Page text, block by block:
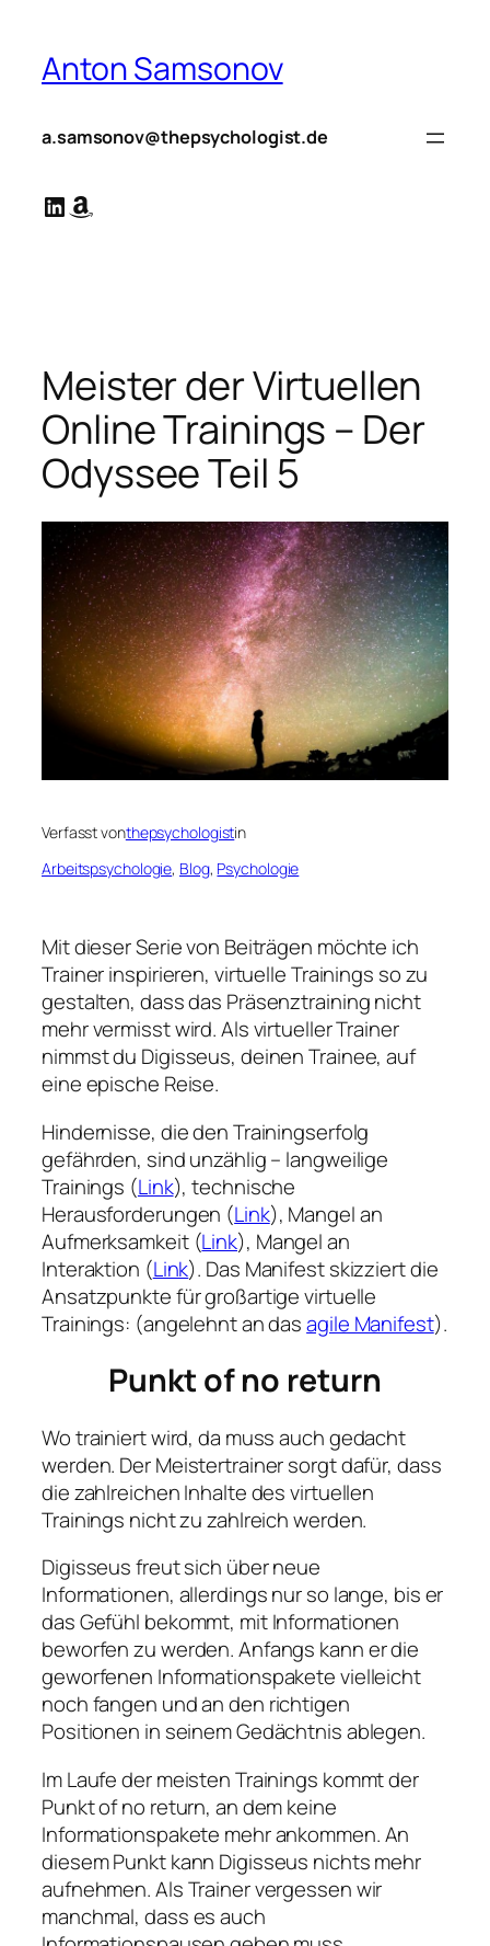
springen
Anton Samsonov
a.samsonov@thepsychologist.de
LinkedIn
Amazon
Meister der Virtuellen
Online Trainings – Der
Odyssee Teil 5
Verfasst vonthepsychologistin
Arbeitspsychologie, Blog, Psychologie
Mit dieser Serie von Beiträgen möchte ich
Trainer inspirieren, virtuelle Trainings so zu
gestalten, dass das Präsenztraining nicht
mehr vermisst wird. Als virtueller Trainer
nimmst du Digisseus, deinen Trainee, auf
eine epische Reise.
Hindernisse, die den Trainingserfolg
gefährden, sind unzählig – langweilige
Trainings (Link), technische
Herausforderungen (Link), Mangel an
Aufmerksamkeit (Link), Mangel an
Interaktion (Link). Das Manifest skizziert die
Ansatzpunkte für großartige virtuelle
Trainings: (angelehnt an dasagile Manifest).
Punkt of no return
Wo trainiert wird, da muss auch gedacht
werden. Der Meistertrainer sorgt dafür, dass
die zahlreichen Inhalte des virtuellen
Trainings nicht zu zahlreich werden.
Digisseus freut sich über neue
Informationen, allerdings nur so lange, bis er
das Gefühl bekommt, mit Informationen
beworfen zu werden. Anfangs kann er die
geworfenen Informationspakete vielleicht
noch fangen und an den richtigen
Positionen in seinem Gedächtnis ablegen.
Im Laufe der meisten Trainings kommt der
Punkt of no return, an dem keine
Informationspakete mehr ankommen. An
diesem Punkt kann Digisseus nichts mehr
aufnehmen. Als Trainer vergessen wir
manchmal, dass es auch